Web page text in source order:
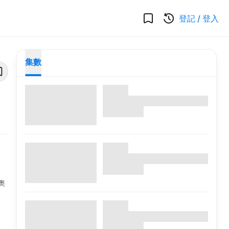
登記 / 登入
集數